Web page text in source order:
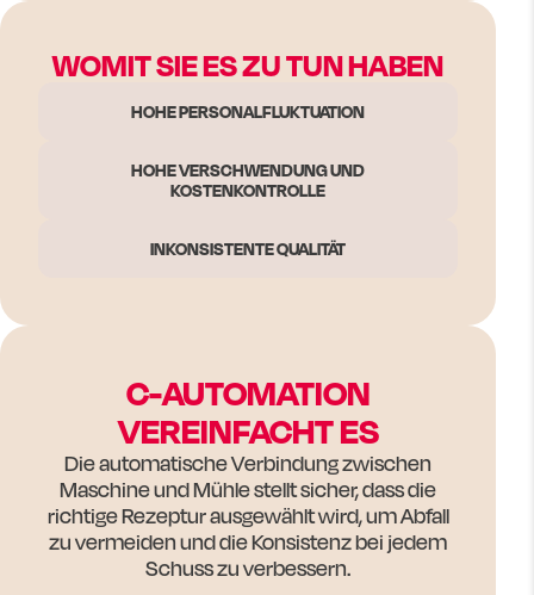
WOMIT SIE ES ZU TUN HABEN
HOHE PERSONALFLUKTUATION
HOHE VERSCHWENDUNG UND
KOSTENKONTROLLE
INKONSISTENTE QUALITÄT
C-AUTOMATION
VEREINFACHT ES
Die automatische Verbindung zwischen
Maschine und Mühle stellt sicher, dass die
richtige Rezeptur ausgewählt wird, um Abfall
zu vermeiden und die Konsistenz bei jedem
Schuss zu verbessern.